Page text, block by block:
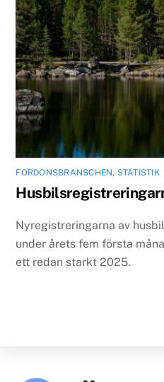
FORDONSBRANSCHEN, STATISTIK
Nyregistreringarna av
under årets fem första
ett redan starkt 2025.